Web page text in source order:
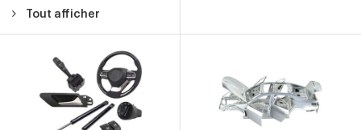
Tout afficher